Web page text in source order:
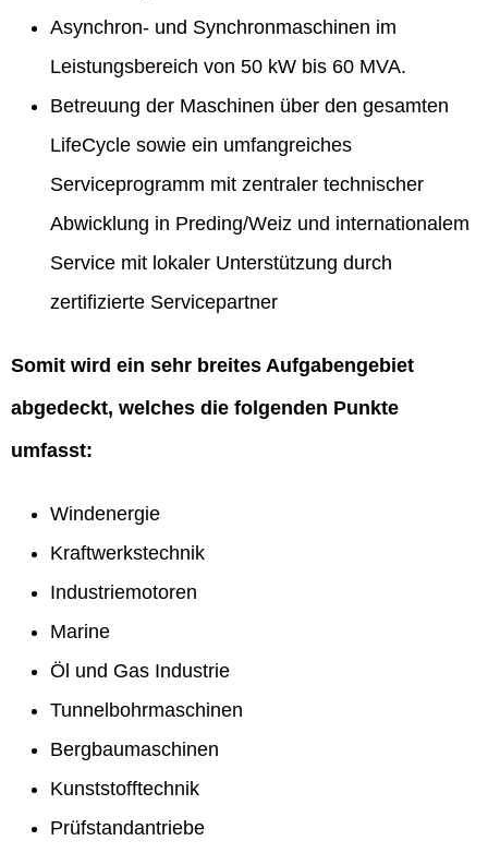
Asynchron- und Synchronmaschinen im
Leistungsbereich von 50 kW bis 60 MVA.
Betreuung der Maschinen über den gesamten
LifeCycle sowie ein umfangreiches
Serviceprogramm mit zentraler technischer
Abwicklung in Preding/Weiz und internationalem
Service mit lokaler Unterstützung durch
zertifizierte Servicepartner
Somit wird ein sehr breites Aufgabengebiet
abgedeckt, welches die folgenden Punkte
umfasst:
Windenergie
Kraftwerkstechnik
Industriemotoren
Marine
Öl und Gas Industrie
Tunnelbohrmaschinen
Bergbaumaschinen
Kunststofftechnik
Prüfstandantriebe